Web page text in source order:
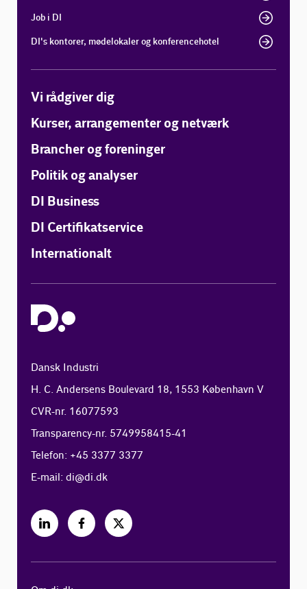
Job i DI
DI's kontorer, mødelokaler og konferencehotel
Vi rådgiver dig
Kurser, arrangementer og netværk
Brancher og foreninger
Politik og analyser
DI Business
DI Certifikatservice
Internationalt
Dansk Industri
H. C. Andersens Boulevard 18, 1553 København V
CVR-nr. 16077593
Transparency-nr. 5749958415-41
Telefon: +45 3377 3377
E-mail:di@di.dk